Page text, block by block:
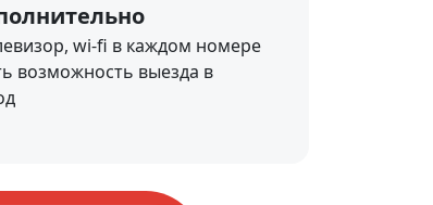
wi-fi в каждом номере
возможность выезда в